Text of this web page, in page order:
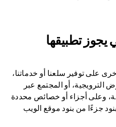
يجوز تطبيقها
على توفير سلعنا أو خدماتنا،
الترويجية، أو المجتمع عبر
وعلى أجزاء أو خصائص محددة
جزءًا من بنود موقع الويب